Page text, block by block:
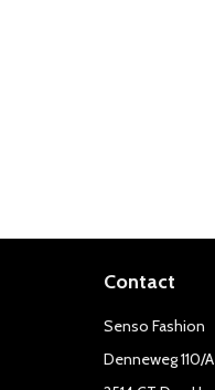
Contact
Senso Fashion
Denneweg 110/A